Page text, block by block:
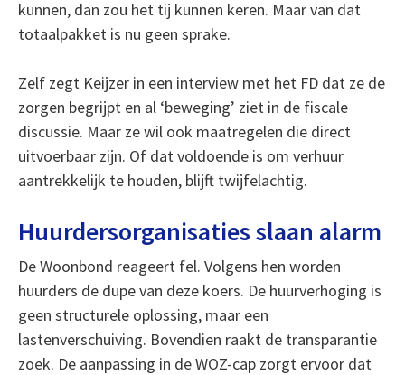
kunnen, dan zou het tij kunnen keren. Maar van dat
totaalpakket is nu geen sprake.
Zelf zegt Keijzer in een interview met het FD dat ze de
zorgen begrijpt en al ‘beweging’ ziet in de fiscale
discussie. Maar ze wil ook maatregelen die direct
uitvoerbaar zijn. Of dat voldoende is om verhuur
aantrekkelijk te houden, blijft twijfelachtig.
Huurdersorganisaties slaan alarm
De Woonbond reageert fel. Volgens hen worden
huurders de dupe van deze koers. De huurverhoging is
geen structurele oplossing, maar een
lastenverschuiving. Bovendien raakt de transparantie
zoek. De aanpassing in de WOZ-cap zorgt ervoor dat